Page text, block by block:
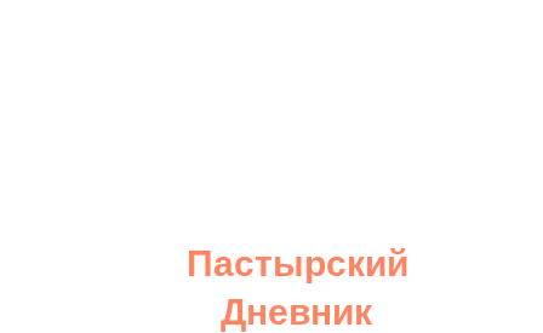
Пастырский
Дневник